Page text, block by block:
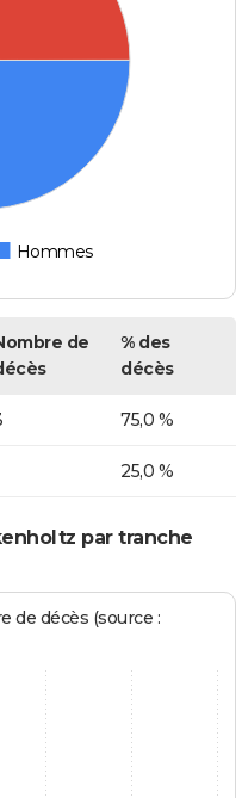
Hommes
de
% des
décès
75,0 %
25,0 %
par tranche
de décès (source :